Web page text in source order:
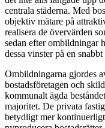
centrala städerna. Med
objektiv mätare på
realisera de övervärden
sedan efter ombildningar
dessa vinster på en
Ombildningarna gjordes
bostadsföretagen och
kommunalt ägda
majoritet. De privata
betydligt mer